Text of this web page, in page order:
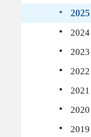
· 2025
· 2024
· 2023
· 2022
· 2021
· 2020
· 2019